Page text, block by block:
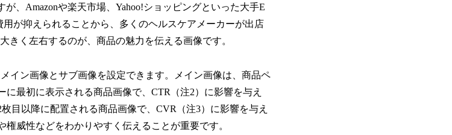
、Amazonや楽天市場、Yahoo!ショッピングといった大手E
が抑えられることから、多くのヘルスケアメーカーが出店
きく左右するのが、商品の魅力を伝える画像です。
イン画像とサブ画像を設定できます。メイン画像は、商品ペ
最初に表示される商品画像で、CTR（注2）に影響を与え
目以降に配置される商品画像で、CVR（注3）に影響を与え
威性などをわかりやすく伝えることが重要です。